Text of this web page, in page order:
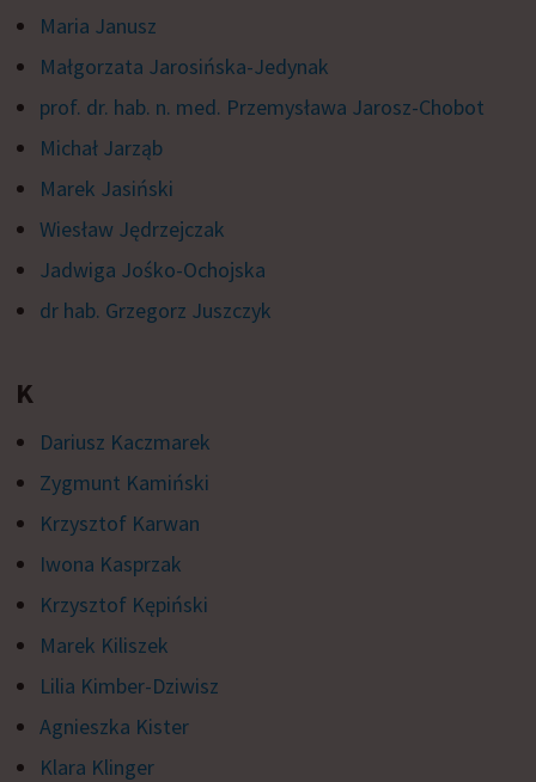
Maria Janusz
Małgorzata Jarosińska-Jedynak
prof. dr. hab. n. med. Przemysława Jarosz-Chobot
Michał Jarząb
Marek Jasiński
Wiesław Jędrzejczak
Jadwiga Jośko-Ochojska
dr hab. Grzegorz Juszczyk
K
Dariusz Kaczmarek
Zygmunt Kamiński
Krzysztof Karwan
Iwona Kasprzak
Krzysztof Kępiński
Marek Kiliszek
Lilia Kimber-Dziwisz
Agnieszka Kister
Klara Klinger